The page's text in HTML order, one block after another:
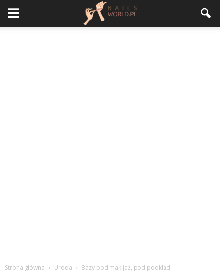
Strona główna Uroda Bazy pod makijaż, pod podkład